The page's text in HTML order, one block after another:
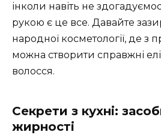
інколи навіть не
рукою є це все. Давайте
народної косметології, де з
можна створити справжні
волосся.
Секрети з кухні:
жирності